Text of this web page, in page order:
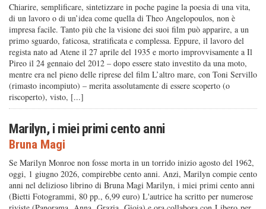
Chiarire, semplificare, sintetizzare in poche pagine la poesia di una vita,
di un lavoro o di un’idea come quella di Theo Angelopoulos, non è
impresa facile. Tanto più che la visione dei suoi film può apparire, a un
primo sguardo, faticosa, stratificata e complessa. Eppure, il lavoro del
regista nato ad Atene il 27 aprile del 1935 e morto improvvisamente a Il
Pireo il 24 gennaio del 2012 – dopo essere stato investito da una moto,
mentre era nel pieno delle riprese del film L’altro mare, con Toni Servillo
(rimasto incompiuto) – merita assolutamente di essere scoperto (o
riscoperto), visto, [...]
Marilyn, i miei primi cento anni
Bruna Magi
Se Marilyn Monroe non fosse morta in un torrido inizio agosto del 1962,
oggi, 1 giugno 2026, compirebbe cento anni. Anzi, Marilyn compie cento
anni nel delizioso librino di Bruna Magi Marilyn, i miei primi cento anni
(Bietti Fotogrammi, 80 pp., 6,99 euro) L'autrice ha scritto per numerose